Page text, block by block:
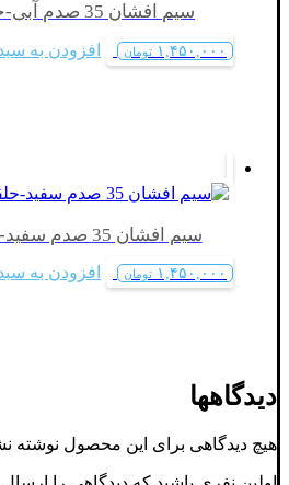
سیم افشان 35 صدم آبی-حلقه 100 متری
۱,۴۵۰,۰۰۰ تومان افزودن به
سیم افشان 35 صدم سفید-حلقه 100 متری
۱,۴۵۰,۰۰۰ تومان افزودن به
دیدگاهها
هیچ دیدگاهی برای این محصول نوشته